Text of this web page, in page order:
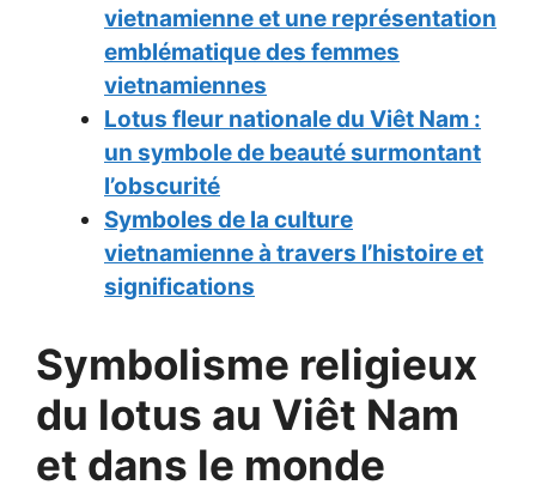
vietnamienne et une représentation
emblématique des femmes
vietnamiennes
Lotus fleur nationale du Viêt Nam :
un symbole de beauté surmontant
l’obscurité
Symboles de la culture
vietnamienne à travers l’histoire et
significations
Symbolisme religieux
du lotus au Viêt Nam
et dans le monde